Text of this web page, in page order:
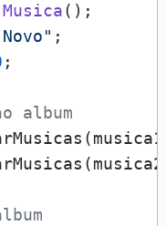
Musica();
;
;
album